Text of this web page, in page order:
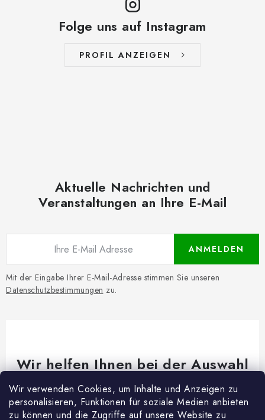
Wir verwenden Cookies, um Inhalte und Anzeigen zu
personalisieren, Funktionen für soziale Medien anbieten
zu können und die Zugriffe auf unsere Website zu
Folge uns auf Instagram
PROFIL ANZEIGEN
Aktuelle Nachrichten und
Veranstaltungen an Ihre E-Mail
Mit der Eingabe Ihrer E-Mail-Adresse stimmen Sie unseren
Datenschutzbestimmungen zu.
ANMELDEN
Wir helfen Ihnen bei der Auswahl
Brauchen Sie Rat bei etwas? Wir sind für dich da!
Kundenservice@woodycrafts.de